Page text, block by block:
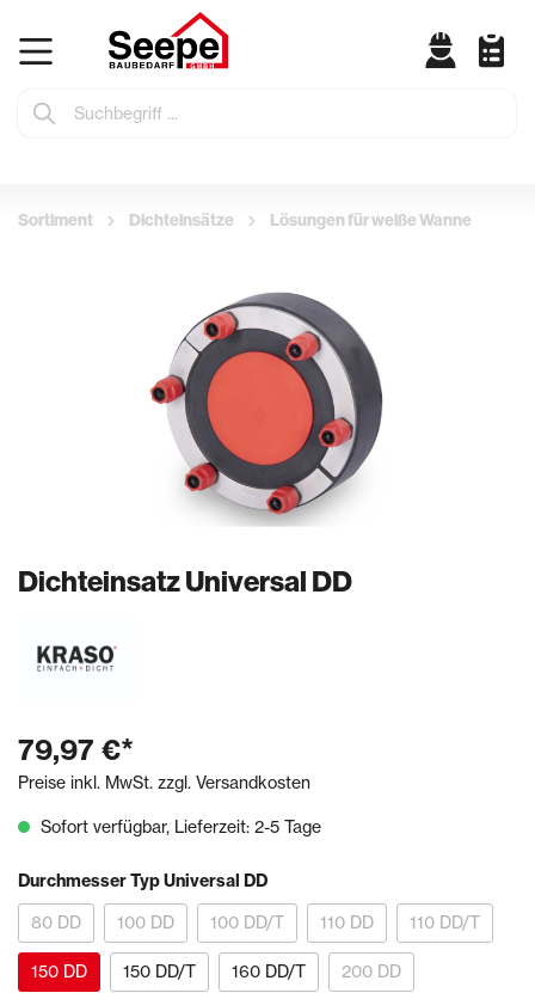
Sortiment Dichteinsätze Lösungen für weiße Wanne
Dichteinsatz Universal DD
79,97 €*
Preise inkl. MwSt. zzgl. Versandkosten
Sofort verfügbar, Lieferzeit: 2-5 Tage
Durchmesser Typ Universal DD
80 DD
100 DD 100 DD/T 110 DD 110 DD/T
150 DD 150 DD/T 160 DD/T 200 DD